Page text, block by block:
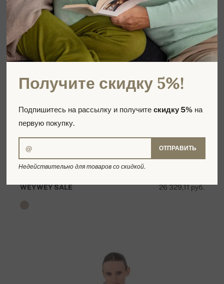
26 329,11 руб.
WEYWEY SALE
Получите скидку 5%!
Подпишитесь на рассылку и получитескидку 5% на
первую покупку.
ОТПРАВИТЬ
Недействительно для товаров со скидкой.